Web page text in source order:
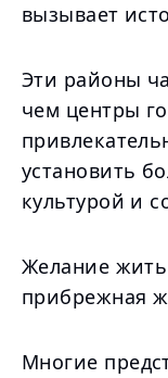
вызывает
Эти районы
чем центры
установить
культурой и
Желание
прибрежная
Многие